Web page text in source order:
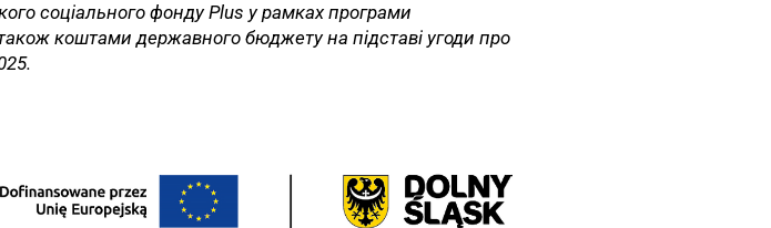
соціального фонду Plus у рамках програми
коштами державного бюджету на підставі угоди про